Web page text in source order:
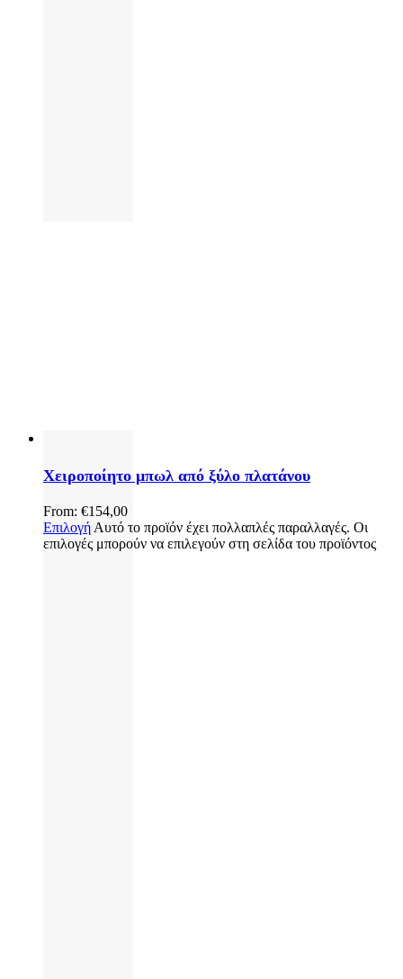
Χειροποίητο μπωλ από ξύλο πλατάνου
From: €154,00
Επιλογή Αυτό το προϊόν έχει πολλαπλές παραλλαγές. Οι
επιλογές μπορούν να επιλεγούν στη σελίδα του προϊόντος